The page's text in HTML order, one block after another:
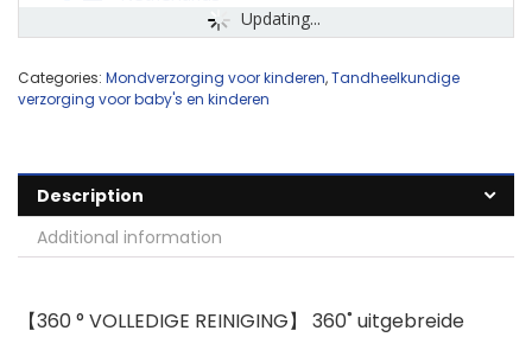
Updating...
Categories: Mondverzorging voor kinderen,Tandheelkundige
verzorging voor baby's en kinderen
Description
Additional information
【360 ° VOLLEDIGE REINIGING】 360˚ uitgebreide